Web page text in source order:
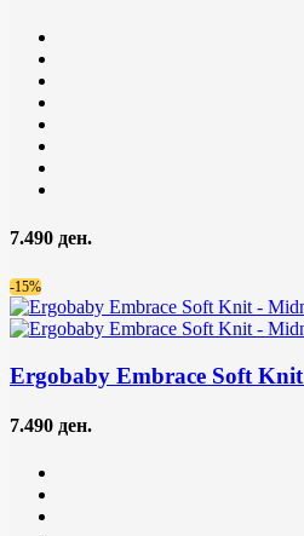
7.490 ден.
-15%
Ergobaby Embrace Soft Knit
7.490 ден.